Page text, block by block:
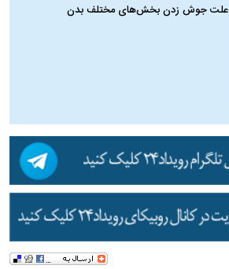
علت جوش زدن بخش‌های مختلف بدن